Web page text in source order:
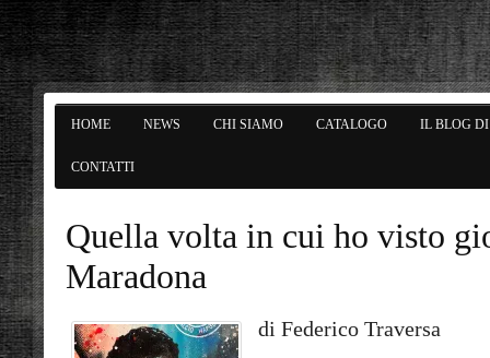
HOME NEWS CHI SIAMO CATALOGO IL BLOG
CONTATTI
Quella volta in cui ho visto
Maradona
di Federico Traversa